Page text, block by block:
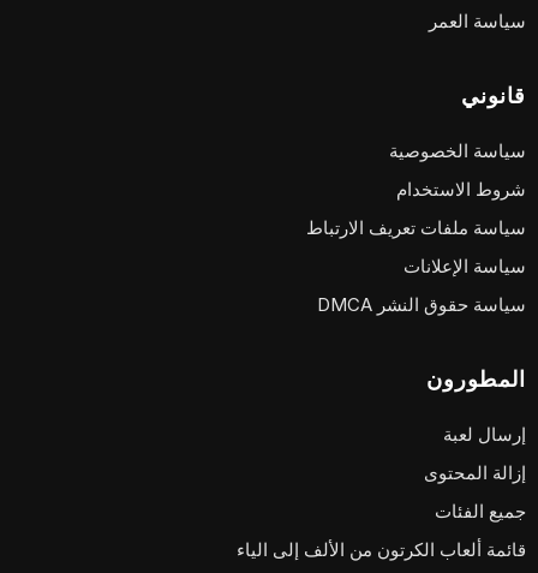
سياسة العمر
قانوني
سياسة الخصوصية
شروط الاستخدام
سياسة ملفات تعريف الارتباط
سياسة الإعلانات
سياسة حقوق النشر DMCA
المطورون
إرسال لعبة
إزالة المحتوى
جميع الفئات
قائمة ألعاب الكرتون من الألف إلى الياء